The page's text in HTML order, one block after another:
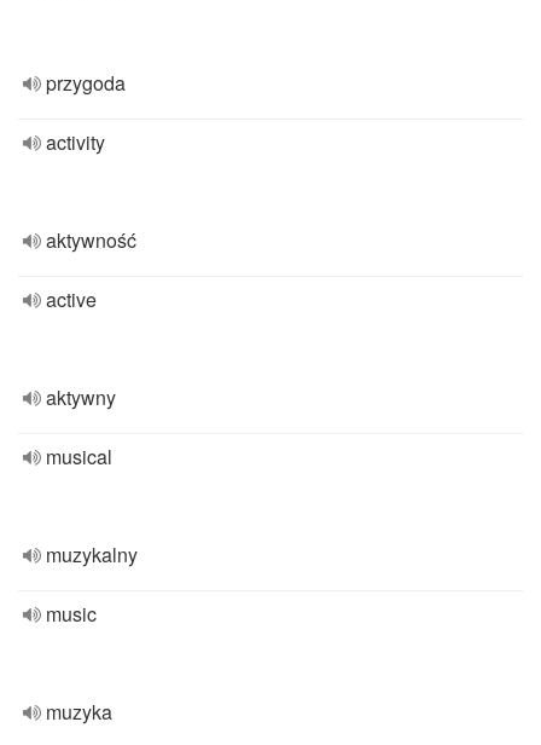
przygoda
activity
aktywność
active
aktywny
musical
muzykalny
music
muzyka